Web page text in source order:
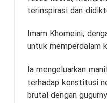
terinspirasi dan
Imam Khomeini,
untuk memperdalam
Ia mengeluarkan
terhadap konstitusi
brutal dengan